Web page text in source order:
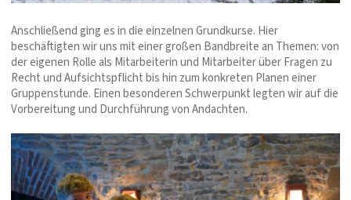
Anschließend ging es in die einzelnen Grundkurse. Hier
beschäftigten wir uns mit einer großen Bandbreite an Themen: von
der eigenen Rolle als Mitarbeiterin und Mitarbeiter über Fragen zu
Recht und Aufsichtspflicht bis hin zum konkreten Planen einer
Gruppenstunde. Einen besonderen Schwerpunkt legten wir auf die
Vorbereitung und Durchführung von Andachten.